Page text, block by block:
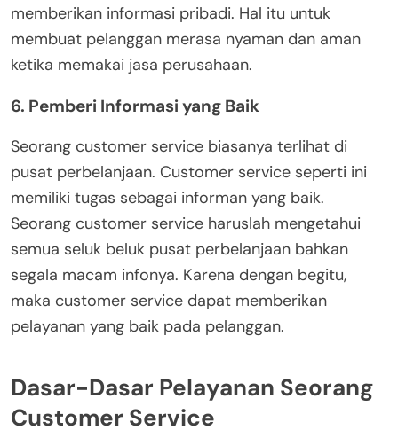
memberikan informasi pribadi. Hal itu untuk
membuat pelanggan merasa nyaman dan aman
ketika memakai jasa perusahaan.
6. Pemberi Informasi yang Baik
Seorang customer service biasanya terlihat di
pusat perbelanjaan. Customer service seperti ini
memiliki tugas sebagai informan yang baik.
Seorang customer service haruslah mengetahui
semua seluk beluk pusat perbelanjaan bahkan
segala macam infonya. Karena dengan begitu,
maka customer service dapat memberikan
pelayanan yang baik pada pelanggan.
Dasar-Dasar Pelayanan Seorang
Customer Service